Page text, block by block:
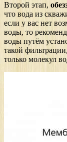
Второй этап,
что вода из
если у вас нет
воды, то
воды путём
такой
только молекул